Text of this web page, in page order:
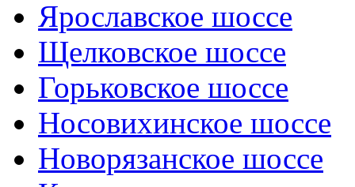
Ярославское шоссе
Щелковское шоссе
Горьковское шоссе
Носовихинское шоссе
Новорязанское шоссе